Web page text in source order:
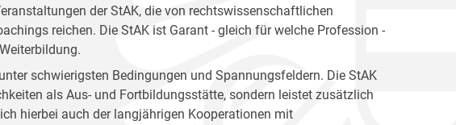
der StAK, die von rechtswissenschaftlichen
reichen. Die StAK ist Garant - gleich für welche Profession -
schwierigsten Bedingungen und Spannungsfeldern. Die StAK
als Aus- und Fortbildungsstätte, sondern leistet zusätzlich
hierbei auch der langjährigen Kooperationen mit